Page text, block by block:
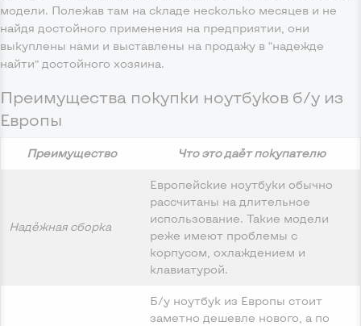
модели. Полежав там на складе несколько месяцев и не
найдя достойного применения на предприятии, они
выкуплены нами и выставлены на продажу в “надежде
найти” достойного хозяина.
Преимущества покупки ноутбуков б/у из
Европы
Преимущество Что это даёт покупателю
Надёжная сборка
Европейские ноутбуки обычно
рассчитаны на длительное
использование. Такие модели
реже имеют проблемы с
корпусом, охлаждением и
клавиатурой.
Б/у ноутбук из Европы стоит
заметно дешевле нового, а по